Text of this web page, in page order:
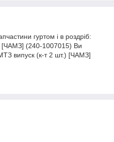
гуртом і в роздріб:
[ЧАМЗ] (240-1007015) Ви
випуск (к-т 2 шт.) [ЧАМЗ]